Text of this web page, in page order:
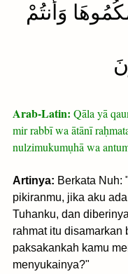
وَأَنتُمْ
Arab-Latin: Qāla yā
mir rabbī wa ātānī
nulzimukumụhā wa
Artinya: Berkata Nuh:
pikiranmu, jika aku
Tuhanku, dan
rahmat itu disamarkan
paksakankah kamu
menyukainya?"